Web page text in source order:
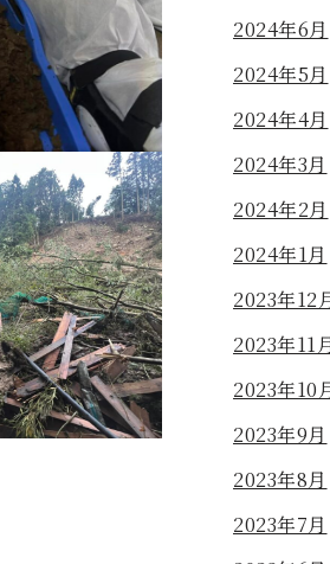
2024年6月
2024年5月
2024年4月
2024年3月
2024年2月
2024年1月
2023年12
2023年11
2023年10
2023年9月
2023年8月
2023年7月